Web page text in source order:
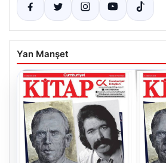
Yan Manşet